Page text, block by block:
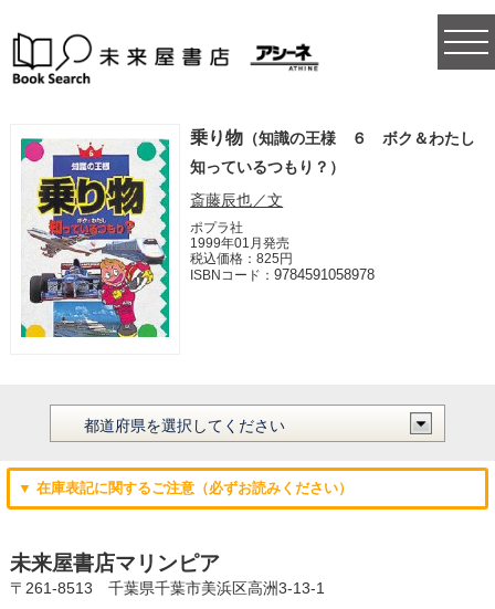
乗り物 （知識の王様 ６ ボク＆わたし
知っているつもり？）
斎藤辰也／文
ポプラ社
1999年01月発売
税込価格：825円
ISBNコード：9784591058978
▼ 在庫表記に関するご注意（必ずお読みください）
未来屋書店マリンピア
〒261-8513 千葉県千葉市美浜区高洲3-13-1